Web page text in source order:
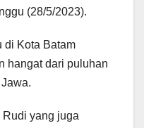
(28/5/2023).
di Kota Batam
hangat dari puluhan
Rudi yang juga